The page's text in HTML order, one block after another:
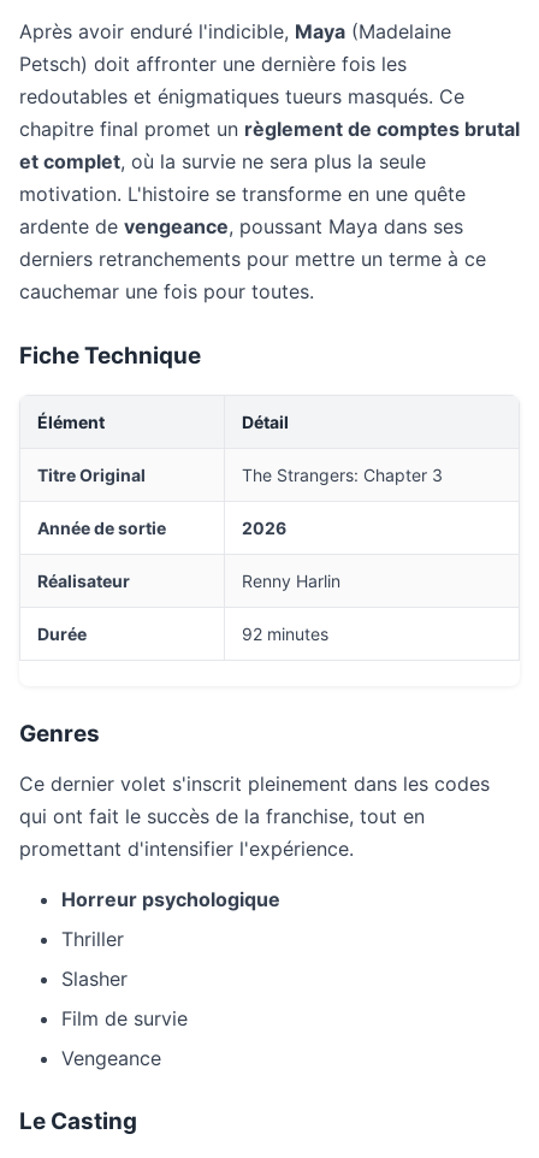
Après avoir enduré l'indicible, Maya (Madelaine
Petsch) doit affronter une dernière fois les
redoutables et énigmatiques tueurs masqués. Ce
chapitre final promet un règlement de comptes brutal
et complet, où la survie ne sera plus la seule
motivation. L'histoire se transforme en une quête
ardente de vengeance, poussant Maya dans ses
derniers retranchements pour mettre un terme à ce
cauchemar une fois pour toutes.
Fiche Technique
Élément Détail
Titre Original The Strangers: Chapter 3
Année de sortie 2026
Réalisateur Renny Harlin
Durée 92 minutes
Genres
Ce dernier volet s'inscrit pleinement dans les codes
qui ont fait le succès de la franchise, tout en
promettant d'intensifier l'expérience.
Horreur psychologique
Thriller
Slasher
Film de survie
Vengeance
Le Casting